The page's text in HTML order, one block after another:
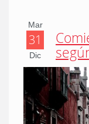
Mar
31
Dic